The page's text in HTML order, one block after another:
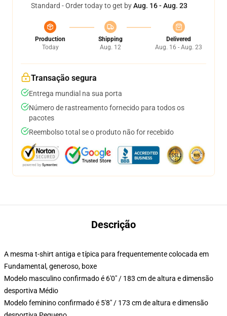
Standard - Order today to get byAug. 16 - Aug. 23
Production
Today
Shipping
Aug. 12
Delivered
Aug. 16 - Aug. 23
Transação segura
Entrega mundial na sua porta
Número de rastreamento fornecido para todos os
pacotes
Reembolso total se o produto não for recebido
Descrição
A mesma t-shirt antiga e típica para frequentemente colocada em
Fundamental, generoso, boxe
Modelo masculino confirmado é 6'0" / 183 cm de altura e dimensão
desportiva Médio
Modelo feminino confirmado é 5'8" / 173 cm de altura e dimensão